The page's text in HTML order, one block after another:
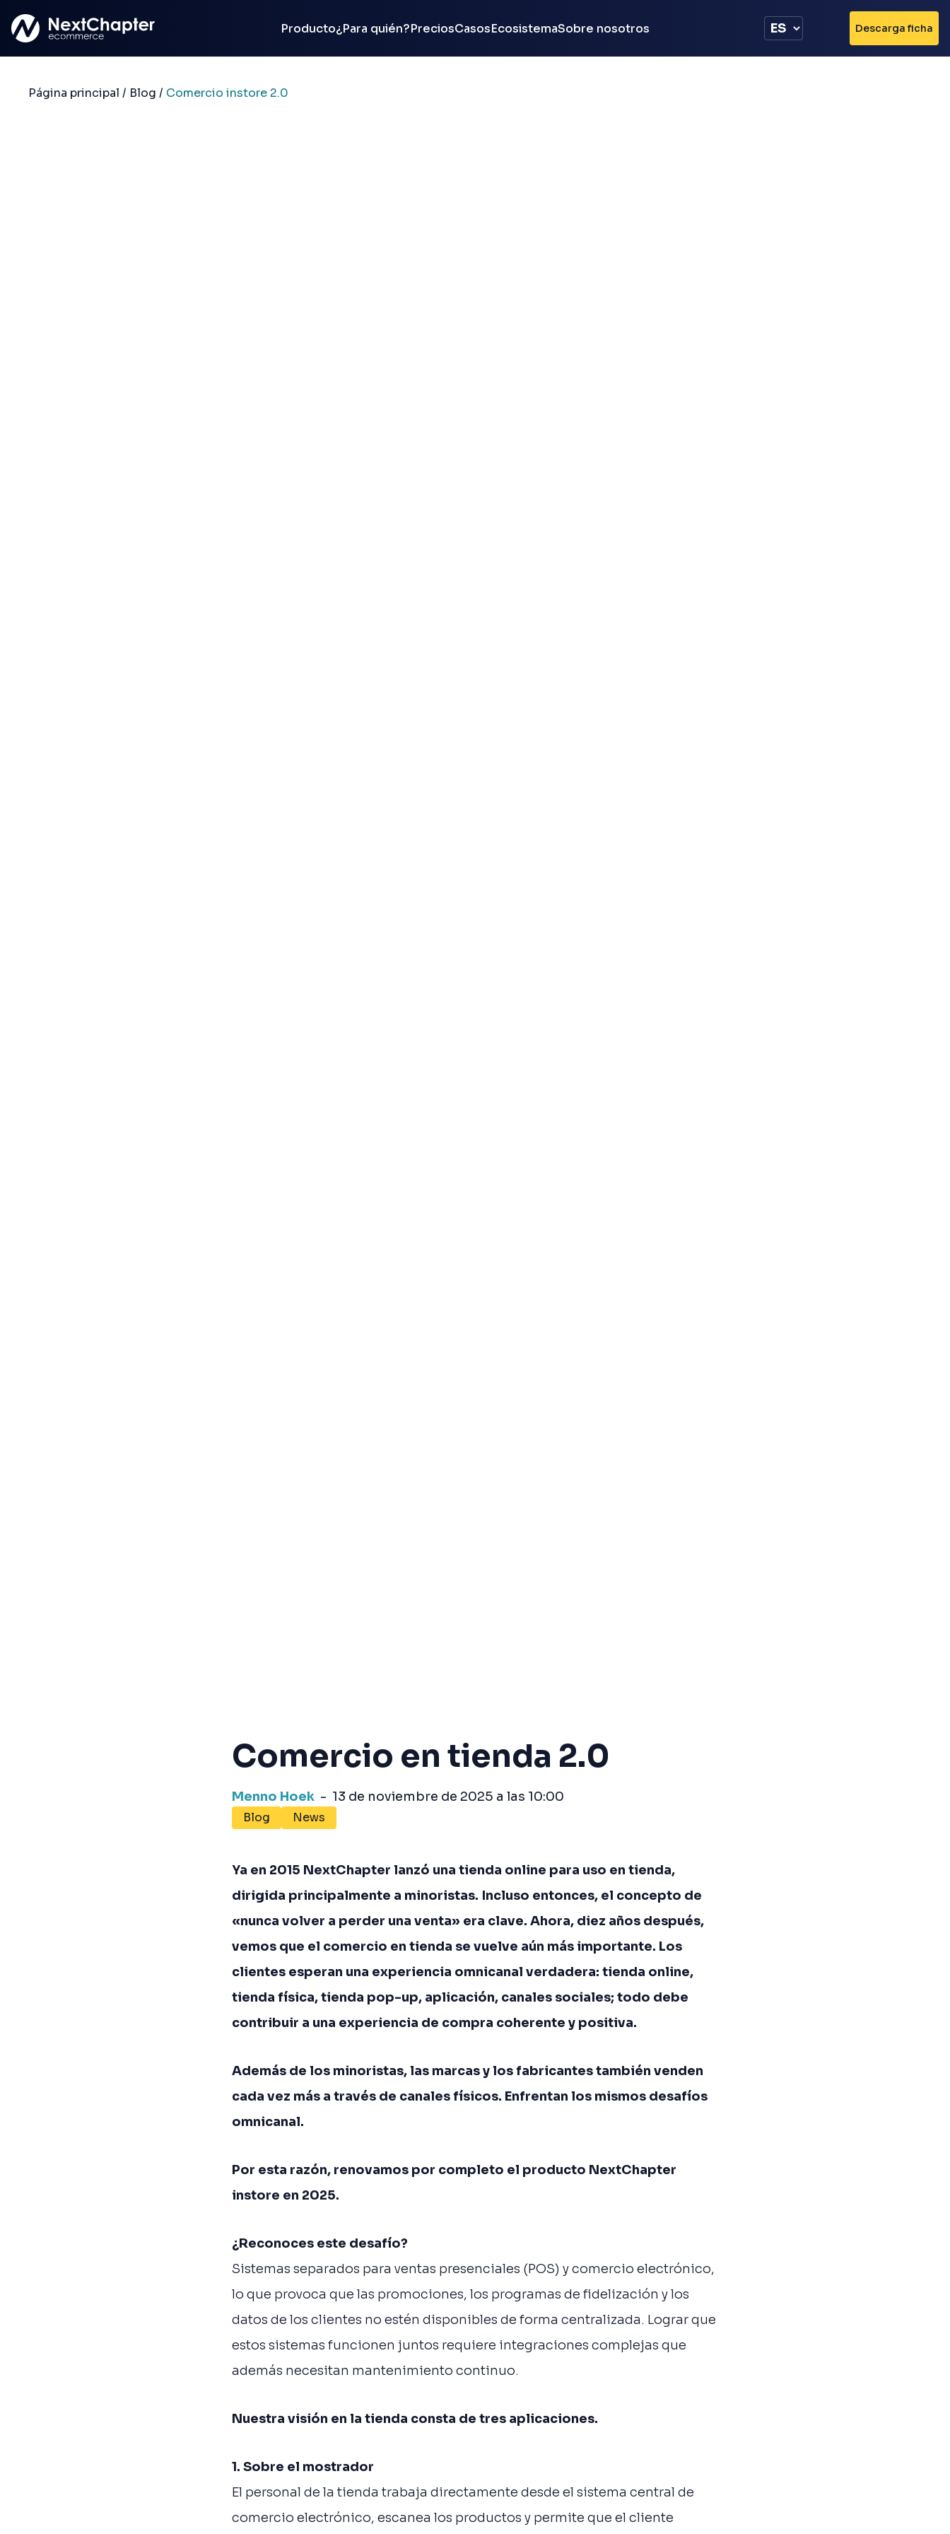
Producto¿Para quién?PreciosCasosEcosistemaSobre nosotros Descarga ficha
Página principal / Blog / Comercio instore 2.0
Comercio en tienda 2.0
Menno Hoek - 13 de noviembre de 2025 a las 10:00
Blog News
Ya en 2015 NextChapter lanzó una tienda online para uso en tienda,
dirigida principalmente a minoristas. Incluso entonces, el concepto de
«nunca volver a perder una venta» era clave. Ahora, diez años después,
vemos que el comercio en tienda se vuelve aún más importante. Los
clientes esperan una experiencia omnicanal verdadera: tienda online,
tienda física, tienda pop-up, aplicación, canales sociales; todo debe
contribuir a una experiencia de compra coherente y positiva.
Además de los minoristas, las marcas y los fabricantes también venden
cada vez más a través de canales físicos. Enfrentan los mismos desafíos
omnicanal.
Por esta razón, renovamos por completo el producto NextChapter
instore en 2025.
¿Reconoces este desafío?
Sistemas separados para ventas presenciales (POS) y comercio electrónico,
lo que provoca que las promociones, los programas de fidelización y los
datos de los clientes no estén disponibles de forma centralizada. Lograr que
estos sistemas funcionen juntos requiere integraciones complejas que
además necesitan mantenimiento continuo.
Nuestra visión en la tienda consta de tres aplicaciones.
1. Sobre el mostrador
El personal de la tienda trabaja directamente desde el sistema central de
comercio electrónico, escanea los productos y permite que el cliente